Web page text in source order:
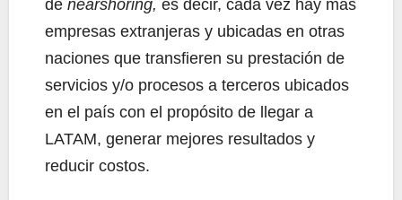
de nearshoring, es decir, cada vez hay más
empresas extranjeras y ubicadas en otras
naciones que transfieren su prestación de
servicios y/o procesos a terceros ubicados
en el país con el propósito de llegar a
LATAM, generar mejores resultados y
reducir costos.